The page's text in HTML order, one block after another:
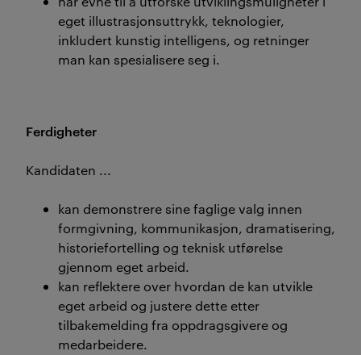
eget illustrasjonsuttrykk, teknologier,
inkludert kunstig intelligens, og retninger
man kan spesialisere seg i.
Ferdigheter
Kandidaten ...
kan demonstrere sine faglige valg innen
formgivning, kommunikasjon, dramatisering,
historiefortelling og teknisk utførelse
gjennom eget arbeid.
kan reflektere over hvordan de kan utvikle
eget arbeid og justere dette etter
tilbakemelding fra oppdragsgivere og
medarbeidere.